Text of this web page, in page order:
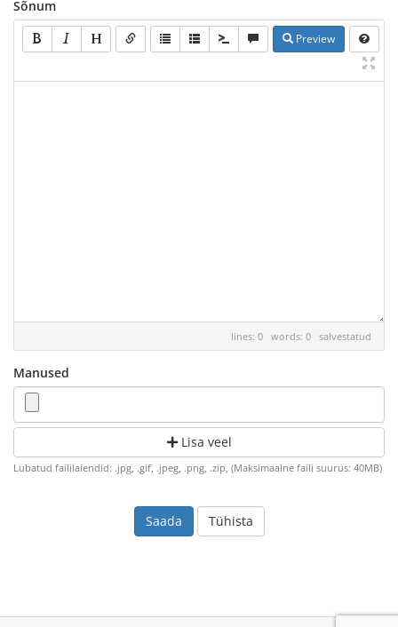
Sõnum
Preview
lines: 0 words: 0 salvestatud
Manused
Lisa veel
Lubatud faililaiendid: .jpg, .gif, .jpeg, .png, .zip, (Maksimaalne faili suurus: 40MB)
Tühista